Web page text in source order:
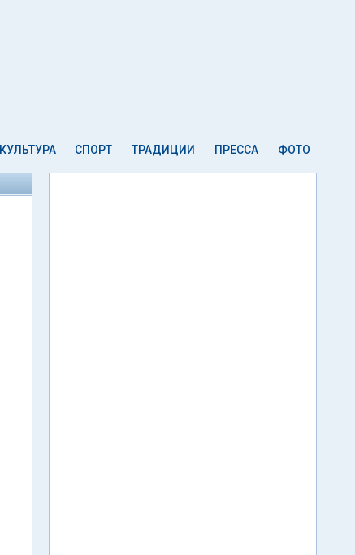
КУЛЬТУРА СПОРТ ТРАДИЦИИ ПРЕССА ФОТО